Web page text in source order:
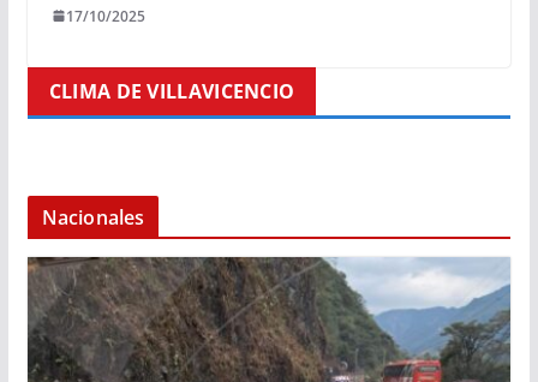
17/10/2025
CLIMA DE VILLAVICENCIO
Nacionales